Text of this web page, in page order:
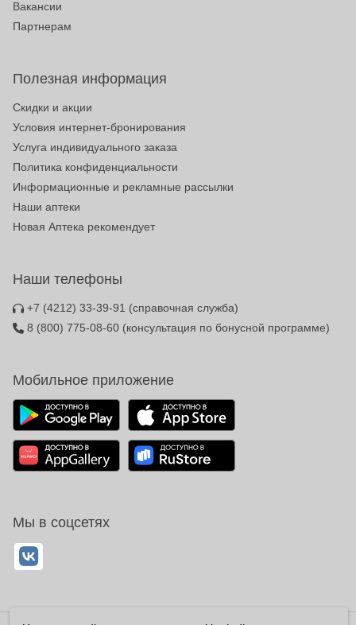
Вакансии
Партнерам
Полезная информация
Скидки и акции
Условия интернет-бронирования
Услуга индивидуального заказа
Политика конфиденциальности
Информационные и рекламные рассылки
Наши аптеки
Новая Аптека рекомендует
Наши телефоны
+7 (4212) 33-39-91 (справочная служба)
8 (800) 775-08-60 (консультация по бонусной программе)
Мобильное приложение
Мы в соцсетях